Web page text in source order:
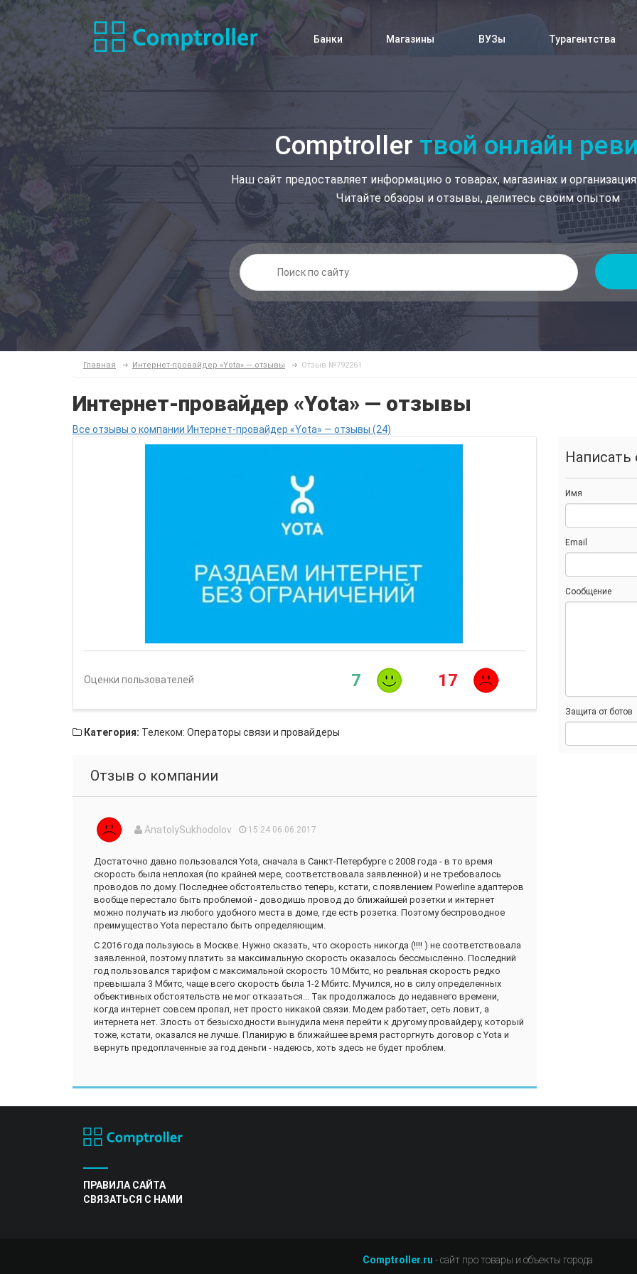
Банки Магазины ВУЗы Турагентства
Comptroller твой онлайн
Наш сайт предоставляет информацию о товарах, магазинах и
Читайте обзоры и отзывы, делитесь своим опытом
Главная Интернет-провайдер «Yota» — отзывы Отзыв №792261
Интернет-провайдер «Yota» — отзывы
Все отзывы о компании Интернет-провайдер «Yota» — отзывы (24)
Оценки пользователей 7 17
Категория: Телеком: Операторы связи и провайдеры
Отзыв о компании
AnatolySukhodolov 15:24 06.06.2017
Достаточно давно пользовался Yota, сначала в Санкт-Петербурге с 2008 года - в то время
скорость была неплохая (по крайней мере, соответствовала заявленной) и не требовалось
проводов по дому. Последнее обстоятельство теперь, кстати, с появлением Powerline адаптеров
вообще перестало быть проблемой - доводишь провод до ближайшей розетки и интернет
можно получать из любого удобного места в доме, где есть розетка. Поэтому беспроводное
преимущество Yota перестало быть определяющим.
С 2016 года пользуюсь в Москве. Нужно сказать, что скорость никогда (!!!! ) не соответствовала
заявленной, поэтому платить за максимальную скорость оказалось бессмысленно. Последний
год пользовался тарифом с максимальной скорость 10 Мбитс, но реальная скорость редко
превышала 3 Мбитс, чаще всего скорость была 1-2 Мбитс. Мучился, но в силу определенных
объективных обстоятельств не мог отказаться... Так продолжалось до недавнего времени,
когда интернет совсем пропал, нет просто никакой связи. Модем работает, сеть ловит, а
интернета нет. Злость от безысходности вынудила меня перейти к другому провайдеру, который
тоже, кстати, оказался не лучше. Планирую в ближайшее время расторгнуть договор с Yota и
вернуть предоплаченные за год деньги - надеюсь, хоть здесь не будет проблем.
Написать
Имя
Email
Сообщение
Защита от ботов
ПРАВИЛА САЙТА
СВЯЗАТЬСЯ С НАМИ
Comptroller.ru - сайт про товары и объекты города